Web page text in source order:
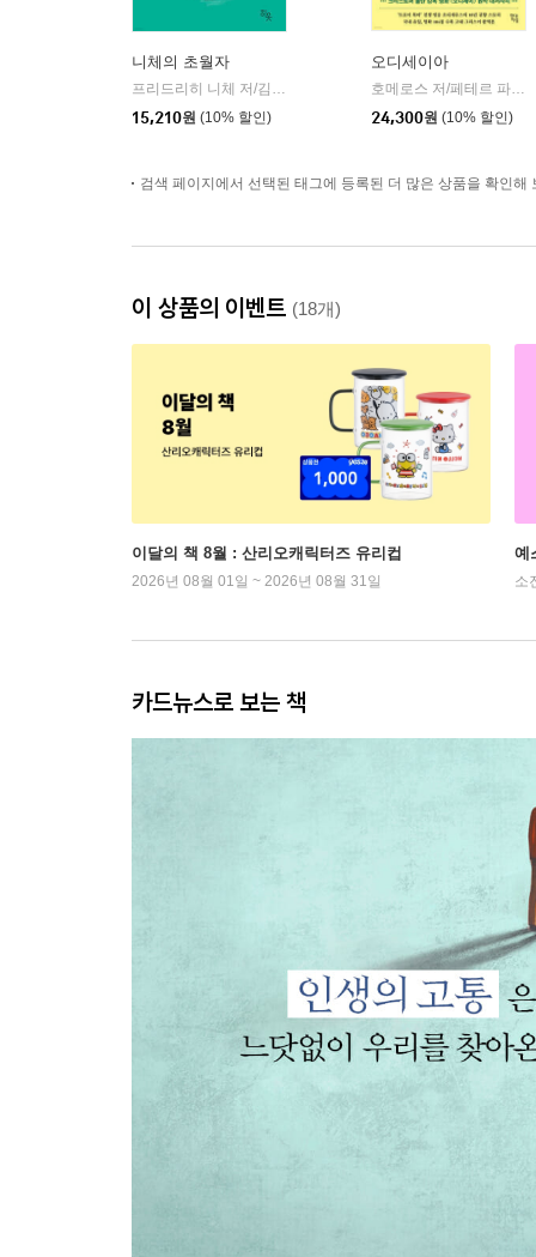
니체의 초월자
프리드리히 니체 저/김철 편역
15,210원 (10% 할인)
오디세이아
호메로스 저/페테르 파울 루벤스 그림/박문재 역
24,300원 (10% 할인)
검색 페이지에서 선택된 태그에 등록된 더 많은 상품을 확인해
이 상품의 이벤트 (18개)
이달의 책 8월 : 산리오캐릭터즈 유리컵
2026년 08월 01일 ~ 2026년 08월 31일
예
소
카드뉴스로 보는 책